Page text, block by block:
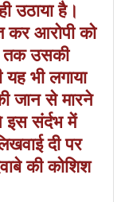
उठाया है।
कर आरोपी को
तक उसकी
भी लगाया
जान से मारने
इस संर्दभ में
दी पर
की कोशिश